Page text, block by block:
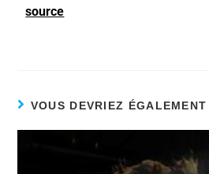
source
VOUS DEVRIEZ